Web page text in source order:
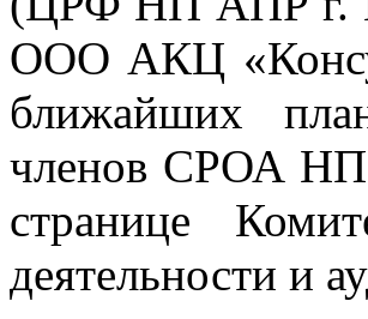
ООО АКЦ
ближайших
членов СРОА
странице
деятельности и